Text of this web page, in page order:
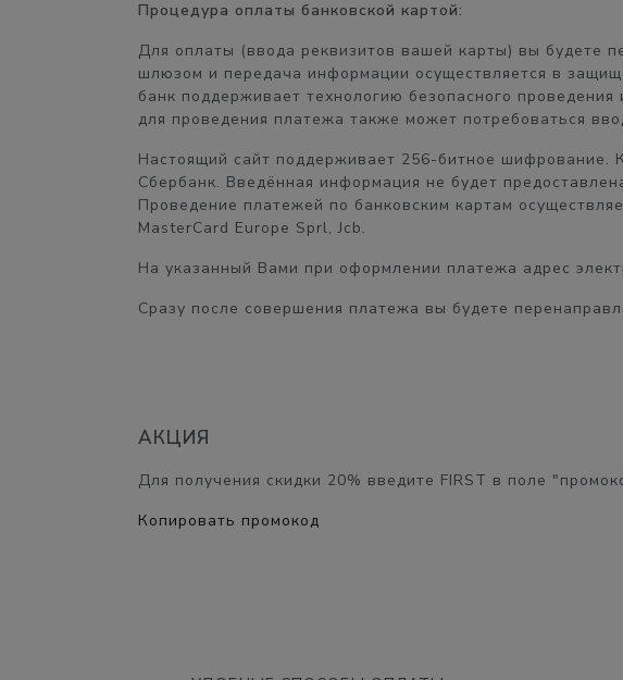
Процедура оплаты банковской картой:
Для оплаты (ввода реквизитов вашей карты) вы
шлюзом и передача информации осуществляется в
банк поддерживает технологию безопасного
для проведения платежа также может потребоваться
Настоящий сайт поддерживает 256-битное
Сбербанк. Введённая информация не будет
Проведение платежей по банковским картам
MasterCard Europe Sprl, Jcb.
На указанный Вами при оформлении платежа адрес
Сразу после совершения платежа вы будете
АКЦИЯ
Для получения скидки 20% введите FIRST в поле
Копировать промокод